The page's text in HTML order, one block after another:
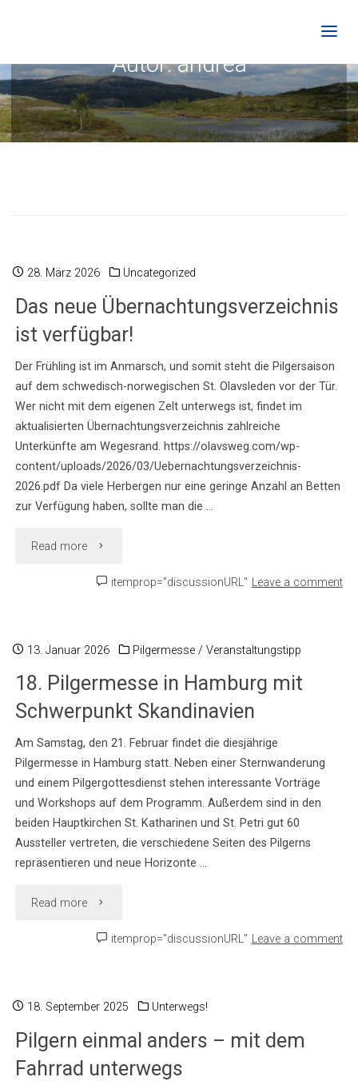
Autor:andrea
28. März 2026 Uncategorized
Das neue Übernachtungsverzeichnis
ist verfügbar!
Der Frühling ist im Anmarsch, und somit steht die Pilgersaison
auf dem schwedisch-norwegischen St. Olavsleden vor der Tür.
Wer nicht mit dem eigenen Zelt unterwegs ist, findet im
aktualisierten Übernachtungsverzeichnis zahlreiche
Unterkünfte am Wegesrand. https://olavsweg.com/wp-
content/uploads/2026/03/Uebernachtungsverzeichnis-
2026.pdf Da viele Herbergen nur eine geringe Anzahl an Betten
zur Verfügung haben, sollte man die …
Read more "Das
neue
ist
verfügbar!"
itemprop="discussionURL" Leave a comment
13. Januar 2026 Pilgermesse / Veranstaltungstipp
18. Pilgermesse in Hamburg mit
Schwerpunkt Skandinavien
Am Samstag, den 21. Februar findet die diesjährige
Pilgermesse in Hamburg statt. Neben einer Sternwanderung
und einem Pilgergottesdienst stehen interessante Vorträge
und Workshops auf dem Programm. Außerdem sind in den
beiden Hauptkirchen St. Katharinen und St. Petri gut 60
Aussteller vertreten, die verschiedene Seiten des Pilgerns
repräsentieren und neue Horizonte …
Read more "18.
Pilgermesse
Hamburg
mit
Schwerpunkt
itemprop="discussionURL" Leave a comment
18. September 2025 Unterwegs!
Pilgern einmal anders – mit dem
Fahrrad unterwegs